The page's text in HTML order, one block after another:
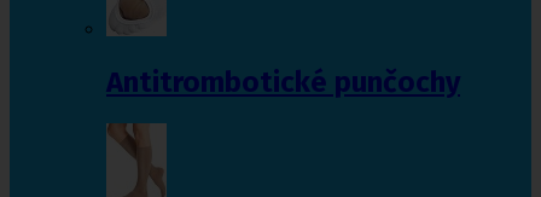
Antitrombotické punčochy